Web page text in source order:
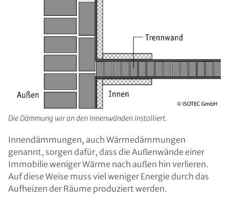
Die Dämmung wir an den Innenwänden installiert.
Innendämmungen, auch Wärmedämmungen
genannt, sorgen dafür, dass die Außenwände einer
Immobilie weniger Wärme nach außen hin verlieren.
Auf diese Weise muss viel weniger Energie durch das
Aufheizen der Räume produziert werden.